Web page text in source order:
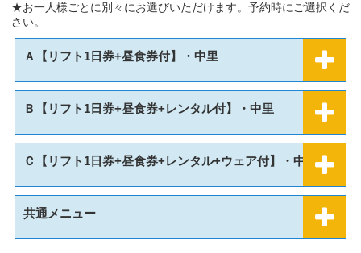
★お一人様ごとに別々にお選びいただけます。予約時にご選択くだ
さい。
Ａ【リフト1日券+昼食券付】・中里
Ｂ【リフト1日券+昼食券+レンタル付】・中里
Ｃ【リフト1日券+昼食券+レンタル+ウェア付】・中里
共通メニュー